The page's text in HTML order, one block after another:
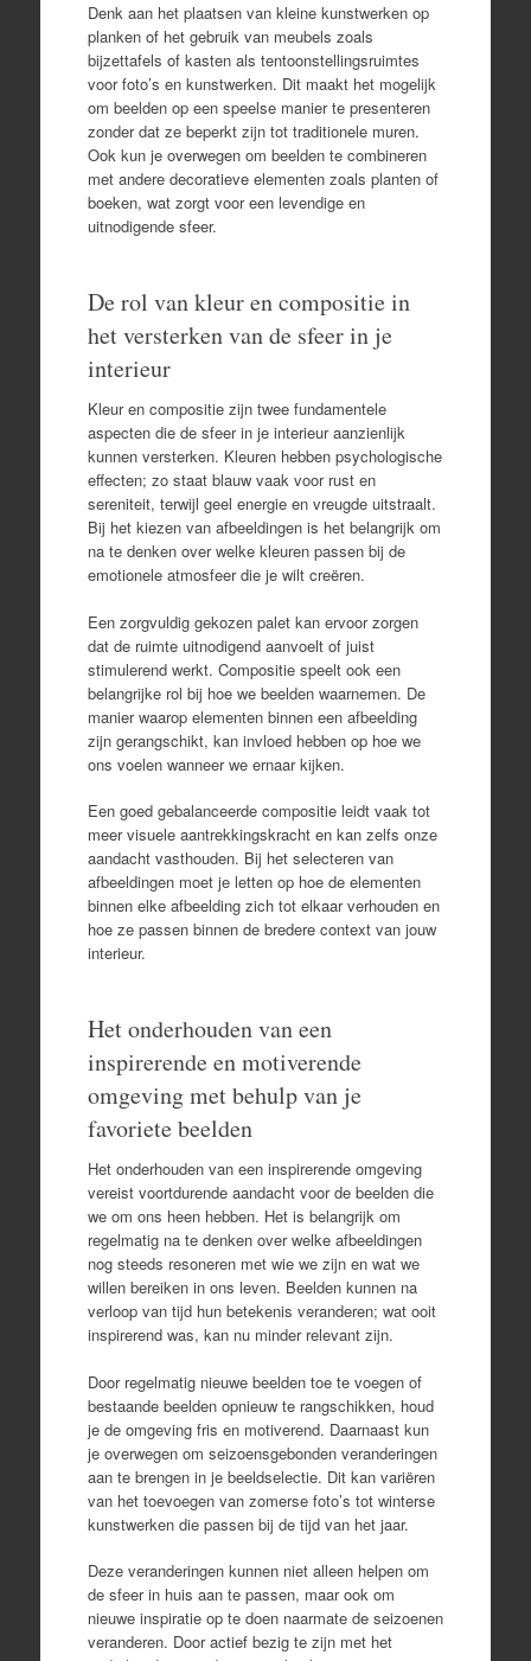
Denk aan het plaatsen van kleine kunstwerken op
planken of het gebruik van meubels zoals
bijzettafels of kasten als tentoonstellingsruimtes
voor foto’s en kunstwerken. Dit maakt het mogelijk
om beelden op een speelse manier te presenteren
zonder dat ze beperkt zijn tot traditionele muren.
Ook kun je overwegen om beelden te combineren
met andere decoratieve elementen zoals planten of
boeken, wat zorgt voor een levendige en
uitnodigende sfeer.
De rol van kleur en compositie in
het versterken van de sfeer in je
interieur
Kleur en compositie zijn twee fundamentele
aspecten die de sfeer in je interieur aanzienlijk
kunnen versterken. Kleuren hebben psychologische
effecten; zo staat blauw vaak voor rust en
sereniteit, terwijl geel energie en vreugde uitstraalt.
Bij het kiezen van afbeeldingen is het belangrijk om
na te denken over welke kleuren passen bij de
emotionele atmosfeer die je wilt creëren.
Een zorgvuldig gekozen palet kan ervoor zorgen
dat de ruimte uitnodigend aanvoelt of juist
stimulerend werkt. Compositie speelt ook een
belangrijke rol bij hoe we beelden waarnemen. De
manier waarop elementen binnen een afbeelding
zijn gerangschikt, kan invloed hebben op hoe we
ons voelen wanneer we ernaar kijken.
Een goed gebalanceerde compositie leidt vaak tot
meer visuele aantrekkingskracht en kan zelfs onze
aandacht vasthouden. Bij het selecteren van
afbeeldingen moet je letten op hoe de elementen
binnen elke afbeelding zich tot elkaar verhouden en
hoe ze passen binnen de bredere context van jouw
interieur.
Het onderhouden van een
inspirerende en motiverende
omgeving met behulp van je
favoriete beelden
Het onderhouden van een inspirerende omgeving
vereist voortdurende aandacht voor de beelden die
we om ons heen hebben. Het is belangrijk om
regelmatig na te denken over welke afbeeldingen
nog steeds resoneren met wie we zijn en wat we
willen bereiken in ons leven. Beelden kunnen na
verloop van tijd hun betekenis veranderen; wat ooit
inspirerend was, kan nu minder relevant zijn.
Door regelmatig nieuwe beelden toe te voegen of
bestaande beelden opnieuw te rangschikken, houd
je de omgeving fris en motiverend. Daarnaast kun
je overwegen om seizoensgebonden veranderingen
aan te brengen in je beeldselectie. Dit kan variëren
van het toevoegen van zomerse foto’s tot winterse
kunstwerken die passen bij de tijd van het jaar.
Deze veranderingen kunnen niet alleen helpen om
de sfeer in huis aan te passen, maar ook om
nieuwe inspiratie op te doen naarmate de seizoenen
veranderen. Door actief bezig te zijn met het